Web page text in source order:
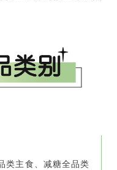
类主食、减糖全品类